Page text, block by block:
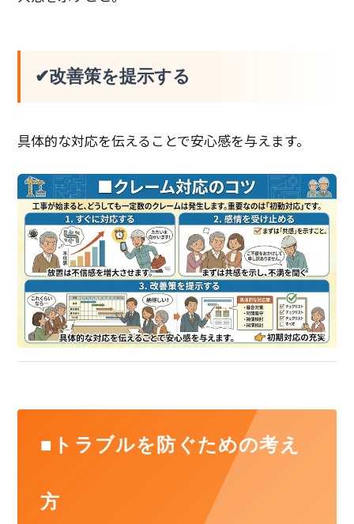
✔改善策を提示する
具体的な対応を伝えることで安心感を与えます。
■トラブルを防ぐための考え
方